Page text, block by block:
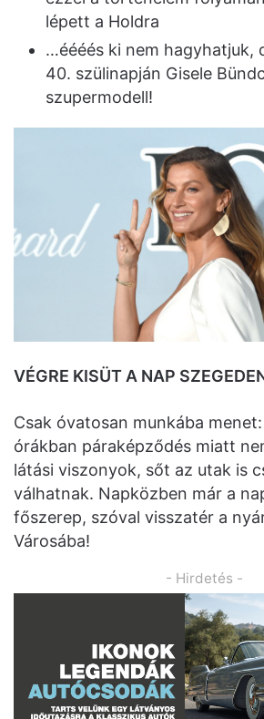
lépett a Holdra
…éééés ki nem hagyhatjuk,
40. szülinapján Gisele
szupermodell!
VÉGRE KISÜT A NAP
Csak óvatosan munkába
órákban páraképződés miatt
látási viszonyok, sőt az utak is
válhatnak. Napközben már a
főszerep, szóval visszatér a
Városába!
- Hirdetés -